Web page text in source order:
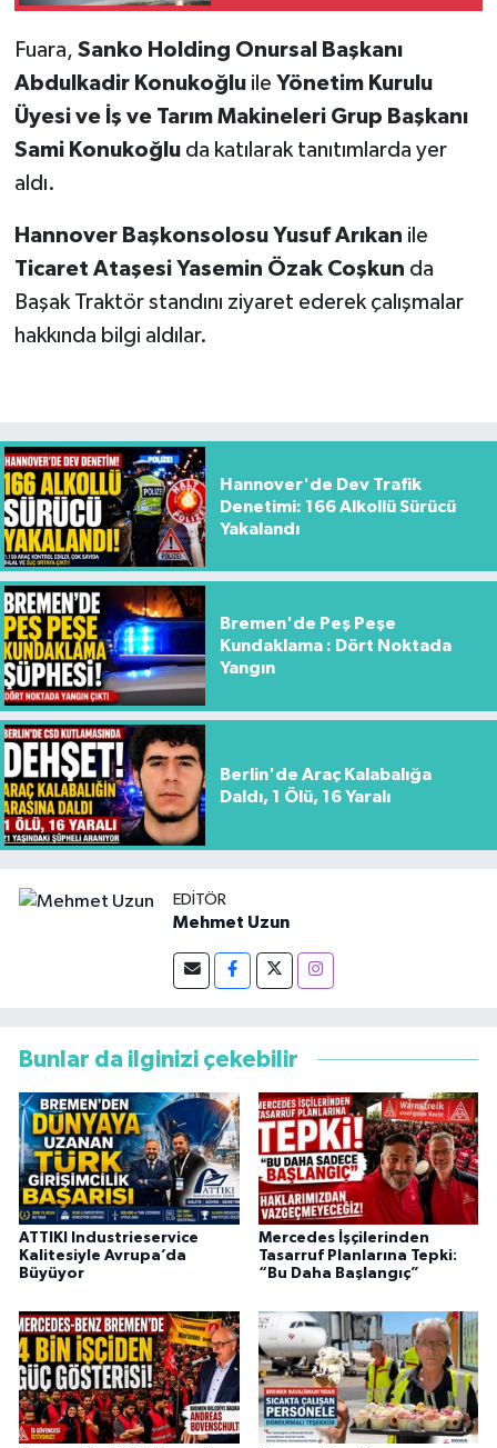
Fuara, Sanko Holding Onursal Başkanı
Abdulkadir Konukoğluile Yönetim Kurulu
Üyesi ve İş ve Tarım Makineleri Grup Başkanı
Sami Konukoğluda katılarak tanıtımlarda yer
aldı.
Hannover Başkonsolosu Yusuf Arıkan ile
Ticaret Ataşesi Yasemin Özak Coşkun da
Başak Traktör standını ziyaret ederek çalışmalar
hakkında bilgi aldılar.
Hannover'de Dev Trafik
Denetimi: 166 Alkollü Sürücü
Yakalandı
Bremen'de Peş Peşe
Kundaklama : Dört Noktada
Yangın
Berlin'de Araç Kalabalığa
Daldı, 1 Ölü, 16 Yaralı
EDITÖR
Mehmet Uzun
Bunlar da ilginizi çekebilir
ATTIKI Industrieservice
Kalitesiyle Avrupa’da
Büyüyor
Mercedes İşçilerinden
Tasarruf Planlarına Tepki:
“Bu Daha Başlangıç”